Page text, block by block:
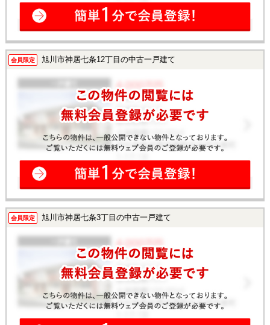
会員限定 旭川市神居七条12丁目の中古一戸建て
会員限定 旭川市神居七条3丁目の中古一戸建て